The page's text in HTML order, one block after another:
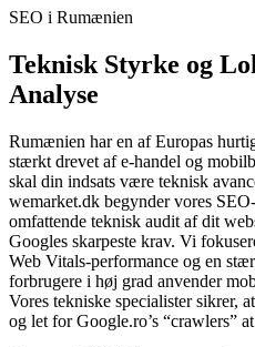
SEO i Rumænien
Teknisk Styrke og
Analyse
Rumænien har en af Europas
stærkt drevet af e-handel og
skal din indsats være teknisk
wemarket.dk begynder vores
omfattende teknisk audit af dit
Googles skarpeste krav. Vi
Web Vitals-performance og en
forbrugere i høj grad anvender
Vores tekniske specialister sikrer,
og let for Google.ro’s “crawlers”